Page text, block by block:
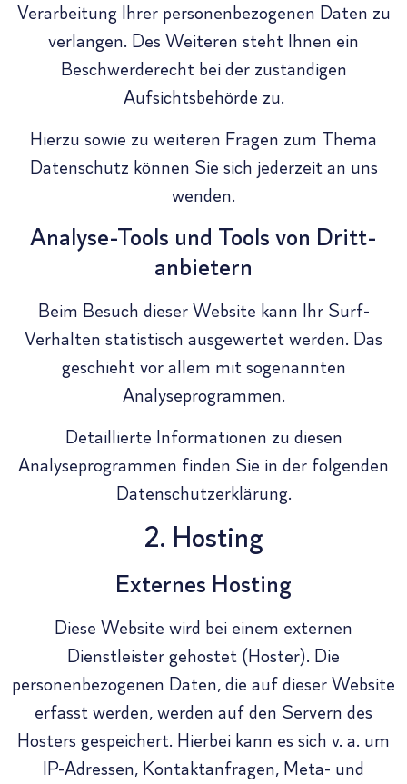
Verarbeitung Ihrer personenbezogenen Daten zu
verlangen. Des Weiteren steht Ihnen ein
Beschwerderecht bei der zuständigen
Aufsichtsbehörde zu.
Hierzu sowie zu weiteren Fragen zum Thema
Datenschutz können Sie sich jederzeit an uns
wenden.
Analyse-Tools und Tools von Dritt­
anbietern
Beim Besuch dieser Website kann Ihr Surf-
Verhalten statistisch ausgewertet werden. Das
geschieht vor allem mit sogenannten
Analyseprogrammen.
Detaillierte Informationen zu diesen
Analyseprogrammen finden Sie in der folgenden
Datenschutzerklärung.
2. Hosting
Externes Hosting
Diese Website wird bei einem externen
Dienstleister gehostet (Hoster). Die
personenbezogenen Daten, die auf dieser Website
erfasst werden, werden auf den Servern des
Hosters gespeichert. Hierbei kann es sich v. a. um
IP-Adressen, Kontaktanfragen, Meta- und